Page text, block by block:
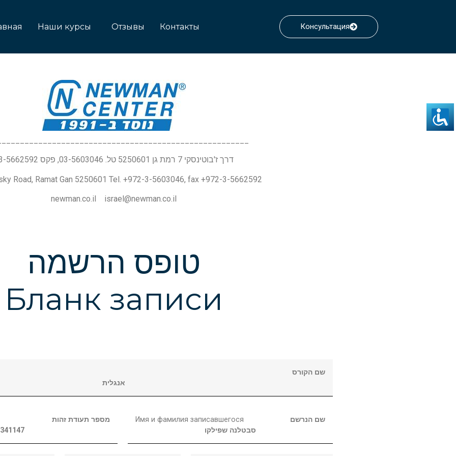
Наши курсы Отзывы Контакты Консультация
דרך ז'בוטינסקי 7 רמת גן 5250601 טל. 03-5603046, פקס 03-5662592
Road, Ramat Gan 5250601 Tel. +972-3-5603046, fax +972-3-5662592
newman.co.il israel@newman.co.il
טופס הרשמה
Бланк записи
שם הקורס
אנגלית
מספר תעודת זהות
Имя и фамилия записавшегося
שם הנרשם
סבטלנה שפילקו